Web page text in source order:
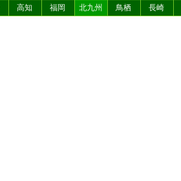
高知 福岡 北九州 鳥栖 長崎